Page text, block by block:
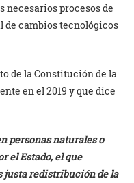
procesos de
cambios tecnológicos
de la Constitución de la
en el 2019 y que dice
personas naturales o
el Estado, el que
justa redistribución de la